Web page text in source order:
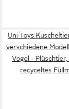
Uni-Toys
verschiedene
Vogel - Plüschtier,
recyceltes